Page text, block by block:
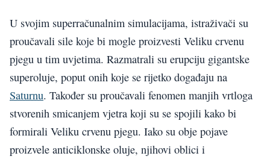
U svojim superračunalnim simulacijama, istraživači su
proučavali sile koje bi mogle proizvesti Veliku crvenu
pjegu u tim uvjetima. Razmatrali su erupciju gigantske
superoluje, poput onih koje se rijetko događaju na
Saturnu. Također su proučavali fenomen manjih vrtloga
stvorenih smicanjem vjetra koji su se spojili kako bi
formirali Veliku crvenu pjegu. Iako su obje pojave
proizvele anticiklonske oluje, njihovi oblici i